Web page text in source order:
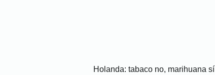
Holanda: tabaco no, marihuana sí